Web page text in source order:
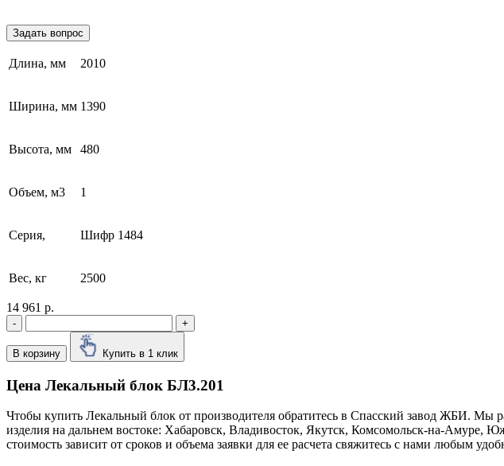
Задать вопрос
Длина, мм 2010
Ширина, мм 1390
Высота, мм 480
Объем, м3 1
Серия, Шифр 1484
Вес, кг 2500
14 961 р.
- +
В корзину Купить в 1 клик
Цена Лекальный блок БЛ3.201
Чтобы купить Лекальный блок от производителя обратитесь в Cпасский завод ЖБИ. Мы
изделия на дальнем востоке: Хабаровск, Владивосток, Якутск, Комсомольск-на-
стоимость зависит от сроков и объема заявки для ее расчета свяжитесь с нами любым